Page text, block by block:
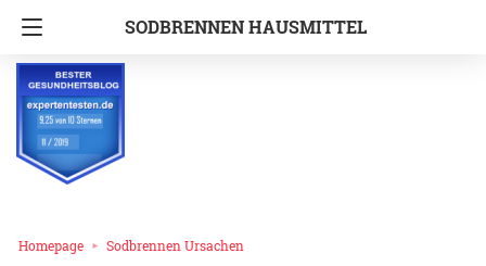
SODBRENNEN HAUSMITTEL
Homepage Sodbrennen Ursachen